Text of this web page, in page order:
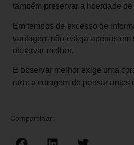
também preservar a liberdade de
Em tempos de excesso de
vantagem não esteja apenas em
observar melhor.
E observar melhor exige uma
rara: a coragem de pensar antes
Compartilhar: